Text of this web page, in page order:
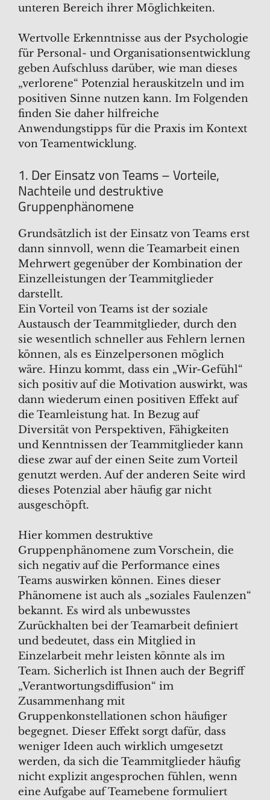
unteren Bereich ihrer Möglichkeiten.
Wertvolle Erkenntnisse aus der Psychologie
für Personal- und Organisationsentwicklung
geben Aufschluss darüber, wie man dieses
„verlorene“ Potenzial herauskitzeln und im
positiven Sinne nutzen kann. Im Folgenden
finden Sie daher hilfreiche
Anwendungstipps für die Praxis im Kontext
von Teamentwicklung.
1. Der Einsatz von Teams – Vorteile,
Nachteile und destruktive
Gruppenphänomene
Grundsätzlich ist der Einsatz von Teams erst
dann sinnvoll, wenn die Teamarbeit einen
Mehrwert gegenüber der Kombination der
Einzelleistungen der Teammitglieder
darstellt.
Ein Vorteil von Teams ist der soziale
Austausch der Teammitglieder, durch den
sie wesentlich schneller aus Fehlern lernen
können, als es Einzelpersonen möglich
wäre. Hinzu kommt, dass ein „Wir-Gefühl“
sich positiv auf die Motivation auswirkt, was
dann wiederum einen positiven Effekt auf
die Teamleistung hat. In Bezug auf
Diversität von Perspektiven, Fähigkeiten
und Kenntnissen der Teammitglieder kann
diese zwar auf der einen Seite zum Vorteil
genutzt werden. Auf der anderen Seite wird
dieses Potenzial aber häufig gar nicht
ausgeschöpft.
Hier kommen destruktive
Gruppenphänomene zum Vorschein, die
sich negativ auf die Performance eines
Teams auswirken können. Eines dieser
Phänomene ist auch als „soziales Faulenzen“
bekannt. Es wird als unbewusstes
Zurückhalten bei der Teamarbeit definiert
und bedeutet, dass ein Mitglied in
Einzelarbeit mehr leisten könnte als im
Team. Sicherlich ist Ihnen auch der Begriff
„Verantwortungsdiffusion“ im
Zusammenhang mit
Gruppenkonstellationen schon häufiger
begegnet. Dieser Effekt sorgt dafür, dass
weniger Ideen auch wirklich umgesetzt
werden, da sich die Teammitglieder häufig
nicht explizit angesprochen fühlen, wenn
eine Aufgabe auf Teamebene formuliert